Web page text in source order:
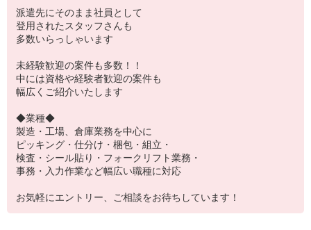
派遣先にそのまま社員として
登用されたスタッフさんも
多数いらっしゃいます
未経験歓迎の案件も多数！！
中には資格や経験者歓迎の案件も
幅広くご紹介いたします
◆業種◆
製造・工場、倉庫業務を中心に
ピッキング・仕分け・梱包・組立・
検査・シール貼り・フォークリフト業務・
事務・入力作業など幅広い職種に対応
お気軽にエントリー、ご相談をお待ちしています！